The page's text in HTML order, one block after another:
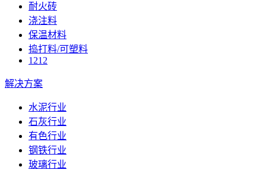
耐火砖
浇注料
保温材料
捣打料/可塑料
1212
解决方案
水泥行业
石灰行业
有色行业
钢铁行业
玻璃行业